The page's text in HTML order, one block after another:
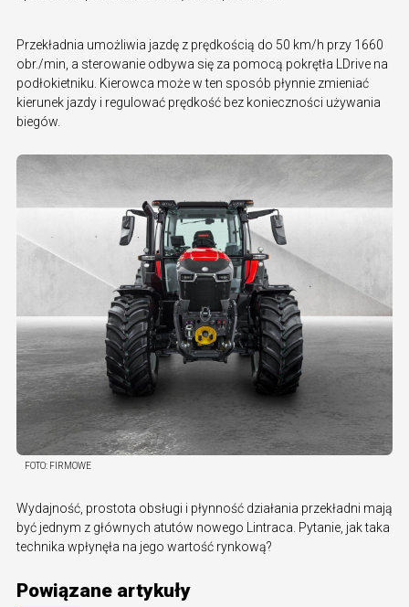
Przekładnia umożliwia jazdę z prędkością do 50 km/h przy 1660
obr./min, a sterowanie odbywa się za pomocą pokrętła LDrive na
podłokietniku. Kierowca może w ten sposób płynnie zmieniać
kierunek jazdy i regulować prędkość bez konieczności używania
biegów.
FOTO: FIRMOWE
Wydajność, prostota obsługi i płynność działania przekładni mają
być jednym z głównych atutów nowego Lintraca. Pytanie, jak taka
technika wpłynęła na jego wartość rynkową?
Powiązane artykuły